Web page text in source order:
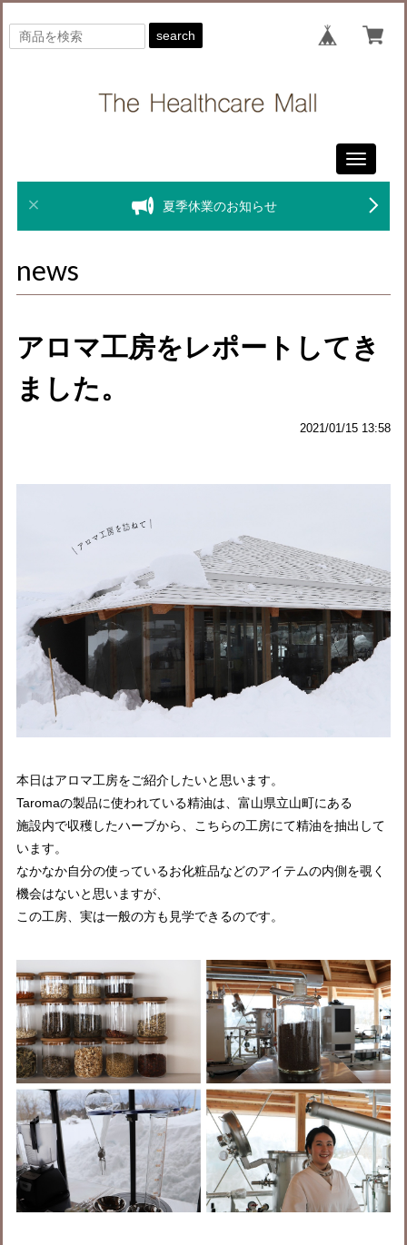
search
Toggle
夏季休業のお知らせ
news
アロマ工房をレポートしてき
ました。
2021/01/15 13:58
本日はアロマ工房をご紹介したいと思います。
Taromaの製品に使われている精油は、富山県立山町にある
施設内で収穫したハーブから、こちらの工房にて精油を抽出して
います。
なかなか自分の使っているお化粧品などのアイテムの内側を覗く
機会はないと思いますが、
この工房、実は一般の方も見学できるのです。